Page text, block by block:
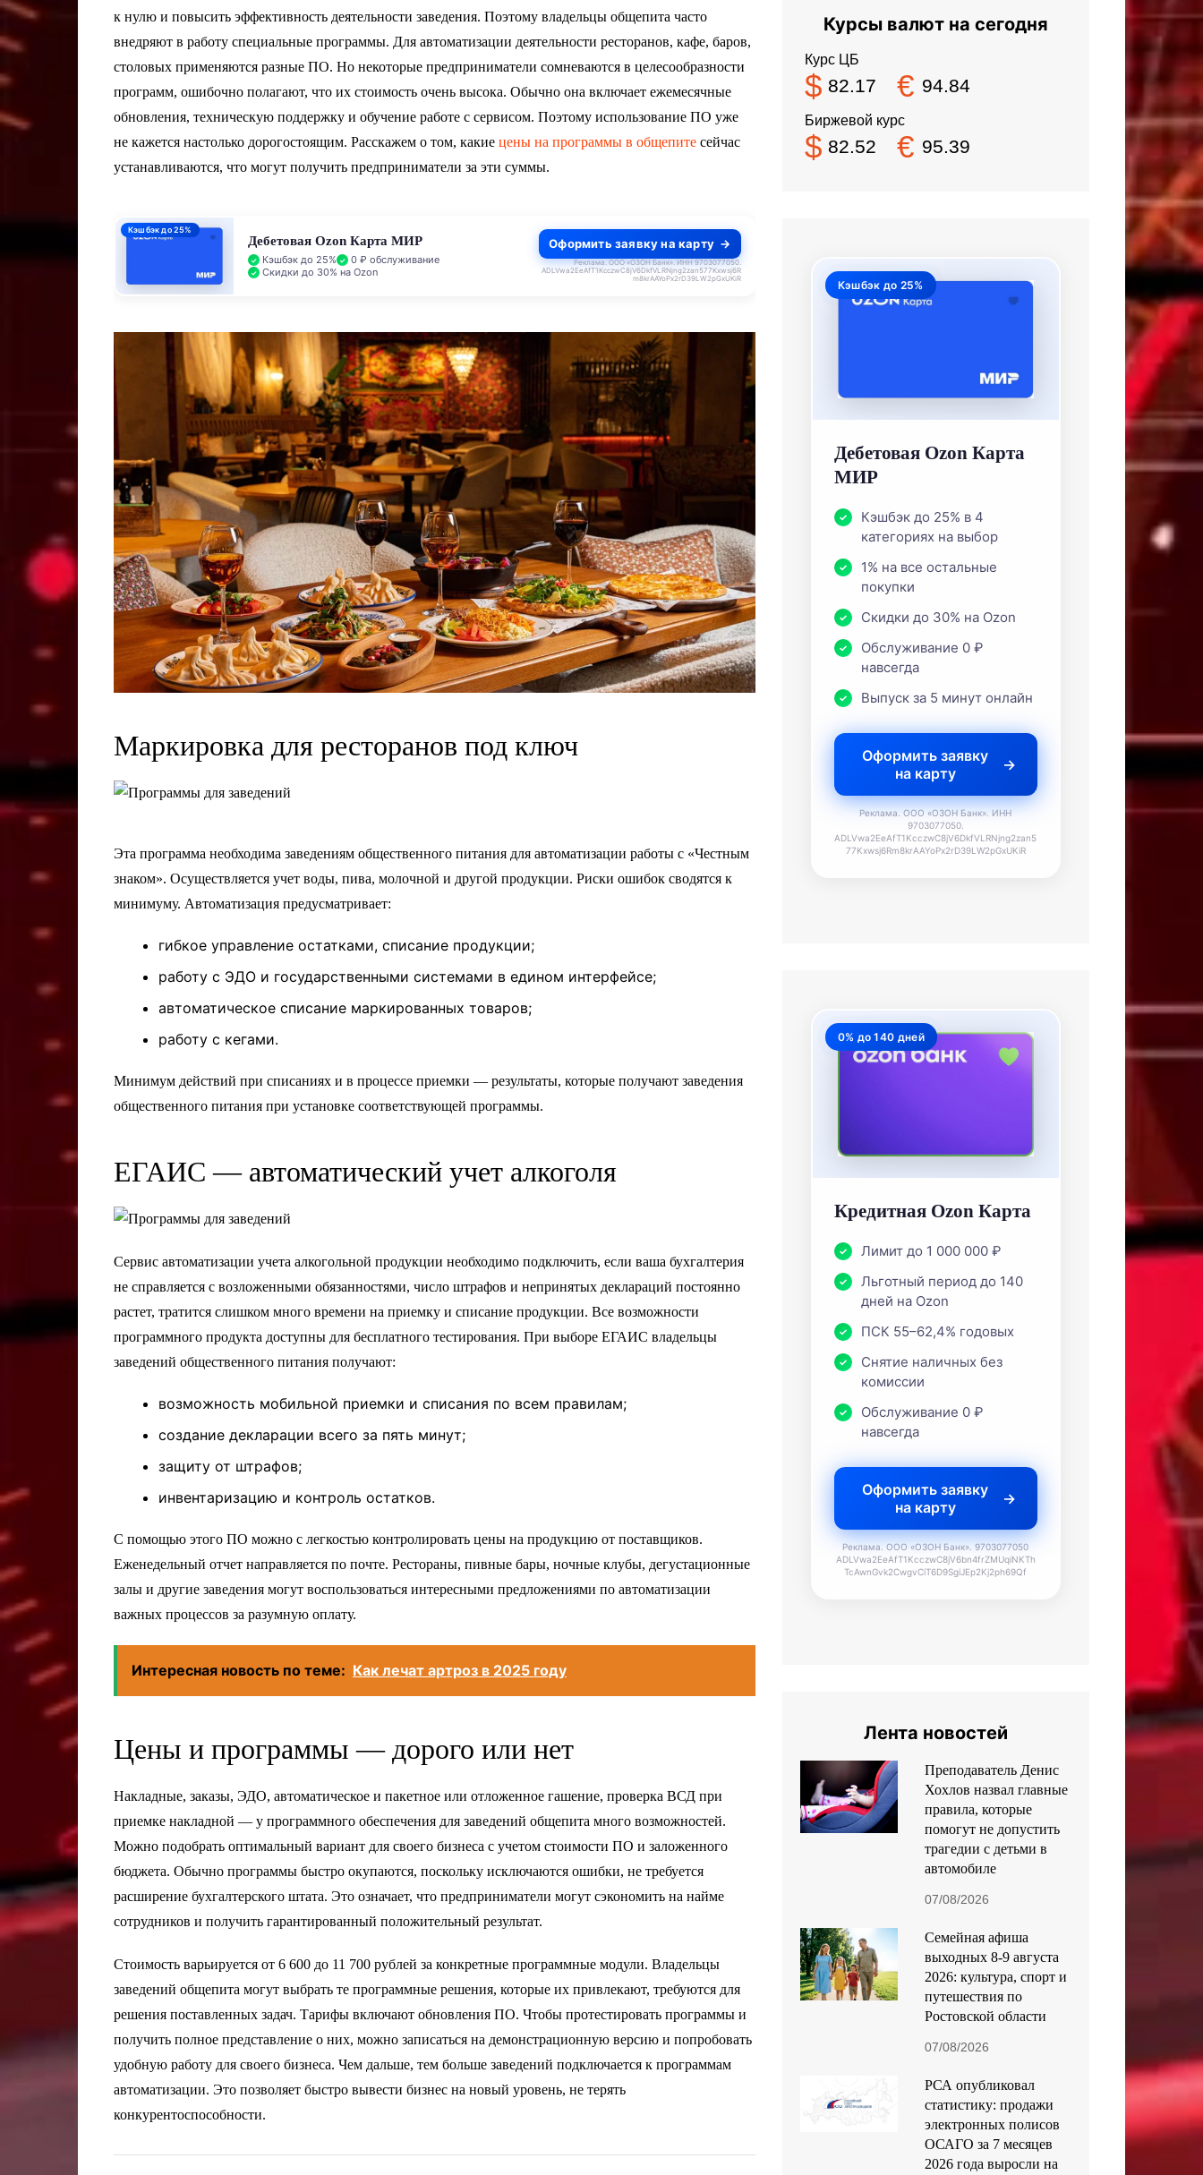
к нулю и повысить эффективность деятельности заведения. Поэтому владельцы общепита часто
внедряют в работу специальные программы. Для автоматизации деятельности ресторанов, кафе, баров,
столовых применяются разные ПО. Но некоторые предприниматели сомневаются в целесообразности
программ, ошибочно полагают, что их стоимость очень высока. Обычно она включает ежемесячные
обновления, техническую поддержку и обучение работе с сервисом. Поэтому использование ПО уже
не кажется настолько дорогостоящим. Расскажем о том, какие цены на программы в общепите сейчас
устанавливаются, что могут получить предприниматели за эти суммы.
Кэшбэк до 25%
Дебетовая Ozon Карта МИР
Кэшбэк до 25%
0 ₽ обслуживание
Скидки до 30% на Ozon
Оформить заявку на карту
Реклама. ООО «ОЗОН Банк». ИНН 9703077050.
ADLVwa2EeAfT1KcczwC8jV6DkfVLRNjng2zan577Kxwsj6R
m8krAAYoPx2rD39LW2pGxUKiR
Маркировка для ресторанов под ключ
Эта программа необходима заведениям общественного питания для автоматизации работы с «Честным
знаком». Осуществляется учет воды, пива, молочной и другой продукции. Риски ошибок сводятся к
минимуму. Автоматизация предусматривает:
гибкое управление остатками, списание продукции;
работу с ЭДО и государственными системами в едином интерфейсе;
автоматическое списание маркированных товаров;
работу с кегами.
Минимум действий при списаниях и в процессе приемки — результаты, которые получают заведения
общественного питания при установке соответствующей программы.
ЕГАИС — автоматический учет алкоголя
Сервис автоматизации учета алкогольной продукции необходимо подключить, если ваша бухгалтерия
не справляется с возложенными обязанностями, число штрафов и непринятых деклараций постоянно
растет, тратится слишком много времени на приемку и списание продукции. Все возможности
программного продукта доступны для бесплатного тестирования. При выборе ЕГАИС владельцы
заведений общественного питания получают:
возможность мобильной приемки и списания по всем правилам;
создание декларации всего за пять минут;
защиту от штрафов;
инвентаризацию и контроль остатков.
С помощью этого ПО можно с легкостью контролировать цены на продукцию от поставщиков.
Еженедельный отчет направляется по почте. Рестораны, пивные бары, ночные клубы, дегустационные
залы и другие заведения могут воспользоваться интересными предложениями по автоматизации
важных процессов за разумную оплату.
Интересная новость по теме: Как лечат артроз в 2025 году
Цены и программы — дорого или нет
Накладные, заказы, ЭДО, автоматическое и пакетное или отложенное гашение, проверка ВСД при
приемке накладной — у программного обеспечения для заведений общепита много возможностей.
Можно подобрать оптимальный вариант для своего бизнеса с учетом стоимости ПО и заложенного
бюджета. Обычно программы быстро окупаются, поскольку исключаются ошибки, не требуется
расширение бухгалтерского штата. Это означает, что предприниматели могут сэкономить на найме
сотрудников и получить гарантированный положительный результат.
Стоимость варьируется от 6 600 до 11 700 рублей за конкретные программные модули. Владельцы
заведений общепита могут выбрать те программные решения, которые их привлекают, требуются для
решения поставленных задач. Тарифы включают обновления ПО. Чтобы протестировать программы и
получить полное представление о них, можно записаться на демонстрационную версию и попробовать
удобную работу для своего бизнеса. Чем дальше, тем больше заведений подключается к программам
автоматизации. Это позволяет быстро вывести бизнес на новый уровень, не терять
конкурентоспособности.
Курсы валют на сегодня
Курс ЦБ
$ 82.17 € 94.84
Биржевой курс
$ 82.52 € 95.39
Кэшбэк до 25%
Дебетовая Ozon Карта
МИР
Кэшбэк до 25% в 4
категориях на выбор
1% на все остальные
покупки
Скидки до 30% на Ozon
Обслуживание 0 ₽
навсегда
Выпуск за 5 минут онлайн
Оформить заявку
на карту
Реклама. ООО «ОЗОН Банк». ИНН
9703077050.
ADLVwa2EeAfT1KcczwC8jV6DkfVLRNjng2zan5
77Kxwsj6Rm8krAAYoPx2rD39LW2pGxUKiR
0% до 140 дней
Кредитная Ozon Карта
Лимит до 1 000 000 ₽
Льготный период до 140
дней на Ozon
ПСК 55–62,4% годовых
Снятие наличных без
комиссии
Обслуживание 0 ₽
навсегда
Оформить заявку
на карту
Реклама. ООО «ОЗОН Банк». 9703077050
ADLVwa2EeAfT1KcczwC8jV6bn4frZMUqiNKTh
TcAwnGvk2CwgvCiT6D9SgiJEp2Kj2ph69Qf
Лента новостей
Преподаватель Денис
Хохлов назвал главные
правила, которые
помогут не допустить
трагедии с детьми в
автомобиле
07/08/2026
Семейная афиша
выходных 8-9 августа
2026: культура, спорт и
путешествия по
Ростовской области
07/08/2026
РСА опубликовал
статистику: продажи
электронных полисов
ОСАГО за 7 месяцев
2026 года выросли на